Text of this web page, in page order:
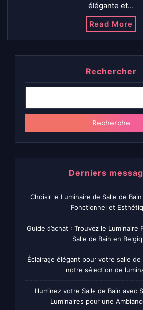
élégante et…
Read More
Rechercher
Recherche
Derniers
Choisir le Luminaire de Salle de
Fonctionnel et
Guide d’achat : Trouvez le Luminaire
Salle de Bain en
Éclairage élégant pour votre salle de
notre sélection de
Illuminez votre Salle de Bain avec
Luminaires pour une